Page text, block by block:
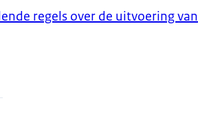
regels over de uitvoering van